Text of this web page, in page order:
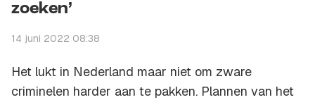
zoeken’
14 juni 2022 08:38
Het lukt in Nederland maar niet om zware
criminelen harder aan te pakken. Plannen van het